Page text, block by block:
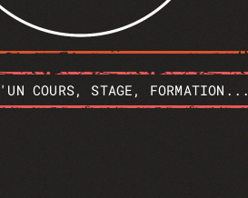
COURS, STAGE, FORMATION...